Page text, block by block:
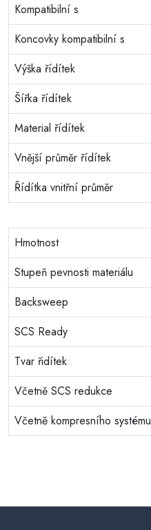
Kompatibilní s
Koncovky kompatibilní s
Výška řídítek
Šířka řídítek
Material řídítek
Vnější průměr řídítek
Řídítka vnitřní průměr
Hmotnost
Stupeň pevnosti materiálu
Backsweep
SCS Ready
Tvar řidítek
Včetně SCS redukce
Včetně kompresního systému